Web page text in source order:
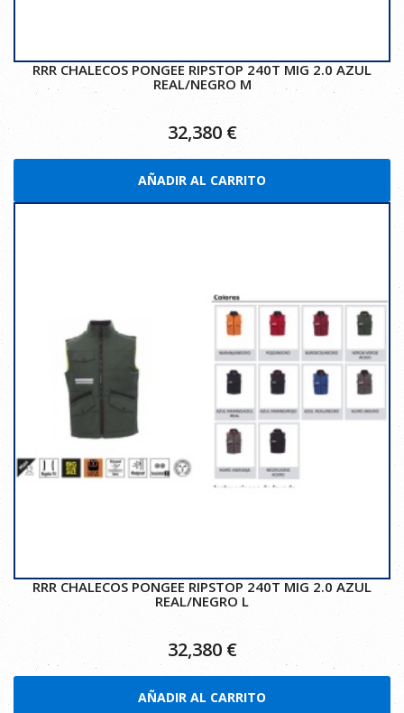
RRR CHALECOS PONGEE RIPSTOP 240T MIG 2.0 AZUL
REAL/NEGRO M
32,380 €
AÑADIR AL CARRITO
RRR CHALECOS PONGEE RIPSTOP 240T MIG 2.0 AZUL
REAL/NEGRO L
32,380€
AÑADIR AL CARRITO